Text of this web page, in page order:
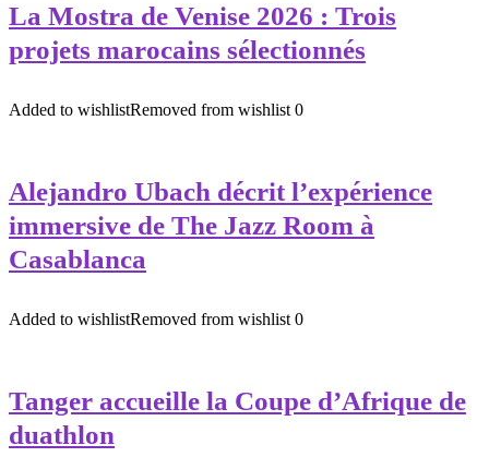
La Mostra de Venise 2026 : Trois
projets marocains sélectionnés
Added to wishlistRemoved from wishlist 0
Alejandro Ubach décrit l’expérience
immersive de The Jazz Room à
Casablanca
Added to wishlistRemoved from wishlist 0
Tanger accueille la Coupe d’Afrique de
duathlon